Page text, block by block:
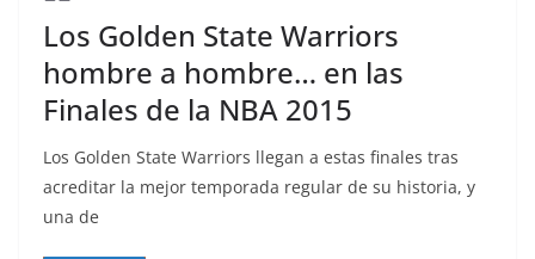
Los Golden State Warriors
hombre a hombre… en las
Finales de la NBA 2015
Los Golden State Warriors llegan a estas finales tras
acreditar la mejor temporada regular de su historia, y
una de